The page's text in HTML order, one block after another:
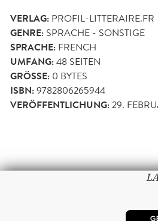
VERLAG: PROFIL-LITTERAIRE.FR
GENRE: SPRACHE - SONSTIGE
SPRACHE: FRENCH
UMFANG:48 SEITEN
GRÖSSE: 0 BYTES
ISBN:9782806265944
VERÖFFENTLICHUNG:29.